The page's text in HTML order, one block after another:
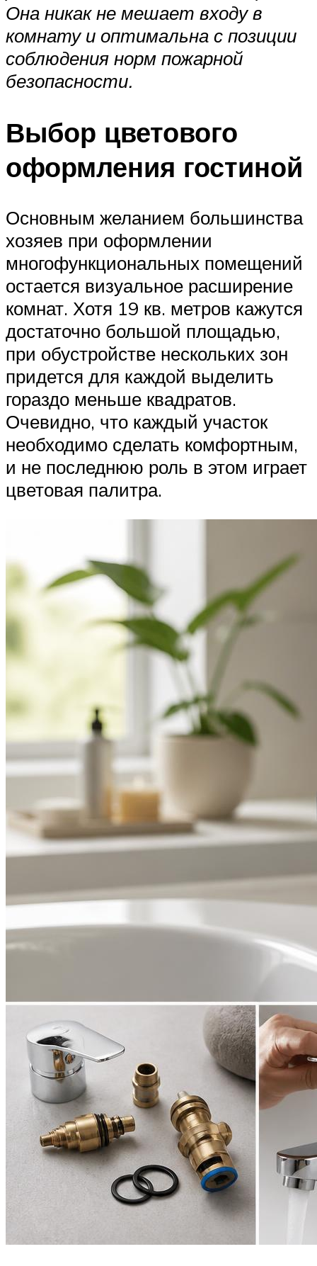
Она никак не мешает входу в
комнату и оптимальна с позиции
соблюдения норм пожарной
безопасности.
Выбор цветового
оформления гостиной
Основным желанием большинства
хозяев при оформлении
многофункциональных помещений
остается визуальное расширение
комнат. Хотя 19 кв. метров кажутся
достаточно большой площадью,
при обустройстве нескольких зон
придется для каждой выделить
гораздо меньше квадратов.
Очевидно, что каждый участок
необходимо сделать комфортным,
и не последнюю роль в этом играет
цветовая палитра.